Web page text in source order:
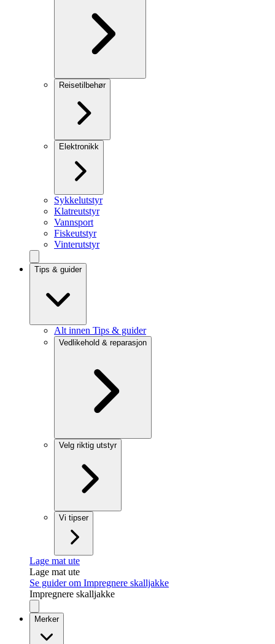
Reisetilbehør
Elektronikk
Sykkelutstyr
Klatreutstyr
Vannsport
Fiskeutstyr
Vinterutstyr
Tips & guider
Alt innen Tips & guider
Vedlikehold & reparasjon
Velg riktig utstyr
Vi tipser
Lage mat ute
Lage mat ute
Se guider om Impregnere skalljakke
Impregnere skalljakke
Merker